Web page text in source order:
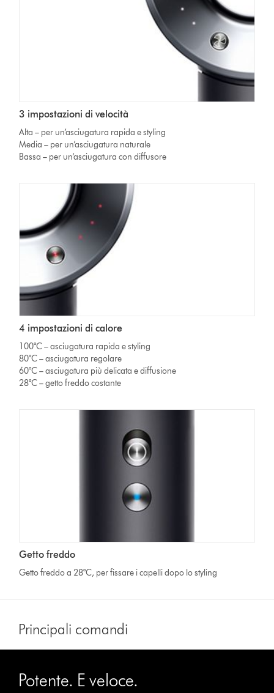
3 impostazioni di velocità
Alta – per un’asciugatura rapida e styling
Media – per un’asciugatura naturale
Bassa – per un’asciugatura con diffusore
4 impostazioni di calore
100°C – asciugatura rapida e styling
80°C – asciugatura regolare
60°C – asciugatura più delicata e diffusione
28°C – getto freddo costante
Getto freddo
Getto freddo a 28°C, per fissare i capelli dopo lo styling
Principali comandi
Potente. E veloce.